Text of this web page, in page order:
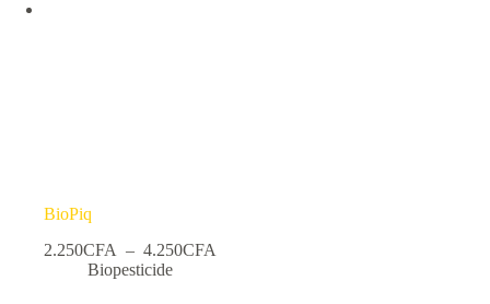
BioPiq
2.250CFA – 4.250CFA
Biopesticide